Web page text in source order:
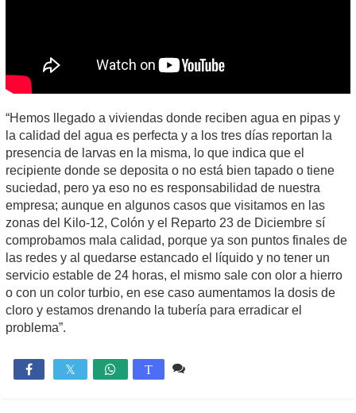
“Hemos llegado a viviendas donde reciben agua en pipas y
la calidad del agua es perfecta y a los tres días reportan la
presencia de larvas en la misma, lo que indica que el
recipiente donde se deposita o no está bien tapado o tiene
suciedad, pero ya eso no es responsabilidad de nuestra
empresa; aunque en algunos casos que visitamos en las
zonas del Kilo-12, Colón y el Reparto 23 de Diciembre sí
comprobamos mala calidad, porque ya son puntos finales de
las redes y al quedarse estancado el líquido y no tener un
servicio estable de 24 horas, el mismo sale con olor a hierro
o con un color turbio, en ese caso aumentamos la dosis de
cloro y estamos drenando la tubería para erradicar el
problema”.
 T